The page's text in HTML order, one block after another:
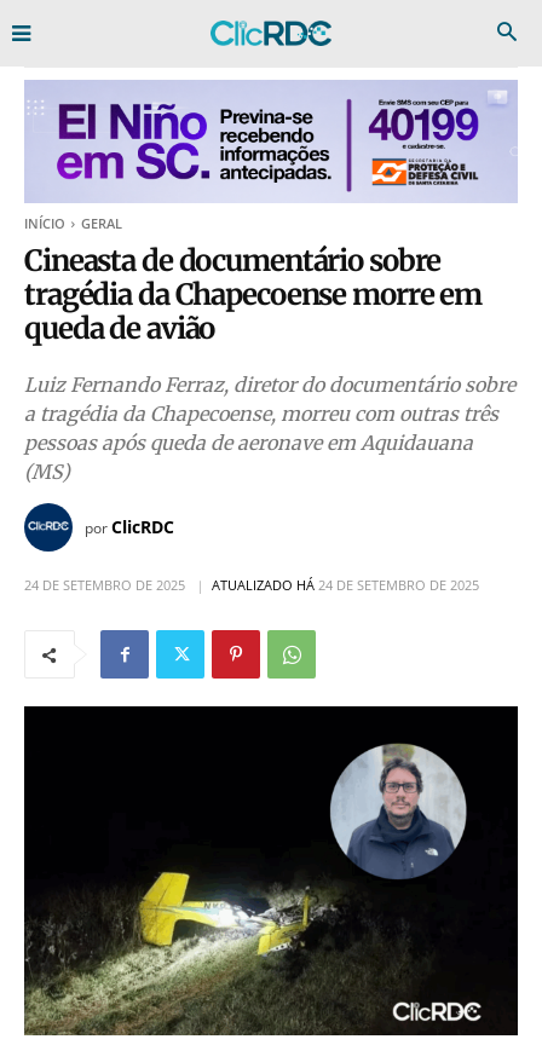
INÍCIO GERAL
Cineasta de documentário sobre
tragédia da Chapecoense morre em
queda de avião
Luiz Fernando Ferraz, diretor do documentário sobre
a tragédia da Chapecoense, morreu com outras três
pessoas após queda de aeronave em Aquidauana
(MS)
porClicRDC
24 DE SETEMBRO DE 2025 ATUALIZADO HÁ 24 DE SETEMBRO DE 2025